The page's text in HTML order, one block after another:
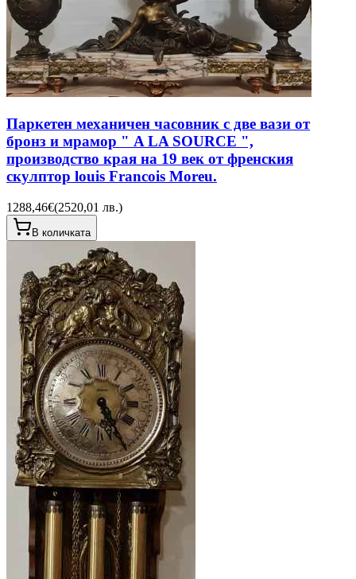
Паркетен механичен часовник с две вази от
бронз и мрамор " A LA SOURCE ",
производство края на 19 век от френския
скулптор louis Francois Moreu.
1288,46€(2520,01 лв.)
В количката